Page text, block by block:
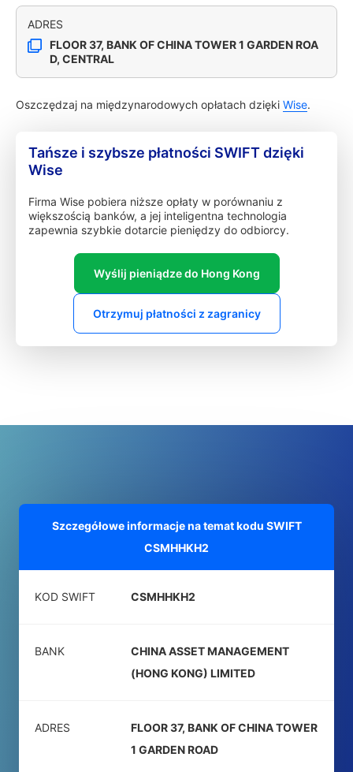
ADRES
FLOOR 37, BANK OF CHINA TOWER 1 GARDEN ROA
D, CENTRAL
Oszczędzaj na międzynarodowych opłatach dzięki Wise.
Tańsze i szybsze płatności SWIFT dzięki
Wise
Firma Wise pobiera niższe opłaty w porównaniu z
większością banków, a jej inteligentna technologia
zapewnia szybkie dotarcie pieniędzy do odbiorcy.
Wyślij pieniądze do Hong Kong
Otrzymuj płatności z zagranicy
Szczegółowe informacje na temat kodu SWIFT
CSMHHKH2
KOD SWIFT CSMHHKH2
BANK
CHINA ASSET MANAGEMENT
(HONG KONG) LIMITED
ADRES
FLOOR 37, BANK OF CHINA TOWER
1 GARDEN ROAD